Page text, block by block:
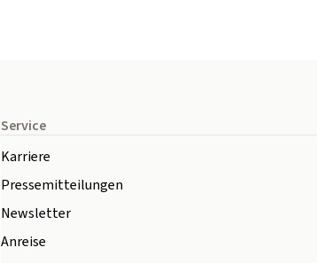
Service
Karriere
Pressemitteilungen
Newsletter
Anreise